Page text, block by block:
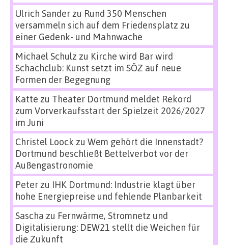
Ulrich Sanderzu Rund 350 Menschen
versammeln sich auf dem Friedensplatz zu
einer Gedenk- und Mahnwache
Michael Schulz zu Kirche wird Bar wird
Schachclub: Kunst setzt im SÖZ auf neue
Formen der Begegnung
Katte zu Theater Dortmund meldet Rekord
zum Vorverkaufsstart der Spielzeit 2026/2027
im Juni
Christel Loock zu Wem gehört die Innenstadt?
Dortmund beschließt Bettelverbot vor der
Außengastronomie
Peterzu IHK Dortmund: Industrie klagt über
hohe Energiepreise und fehlende Planbarkeit
Sascha zu Fernwärme, Stromnetz und
Digitalisierung: DEW21 stellt die Weichen für
die Zukunft